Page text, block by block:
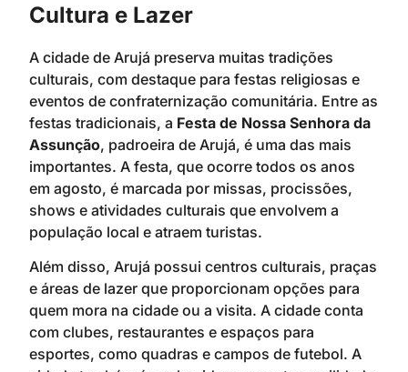
Cultura e Lazer
A cidade de Arujá preserva muitas tradições
culturais, com destaque para festas religiosas e
eventos de confraternização comunitária. Entre as
festas tradicionais, a Festa de Nossa Senhora da
Assunção, padroeira de Arujá, é uma das mais
importantes. A festa, que ocorre todos os anos
em agosto, é marcada por missas, procissões,
shows e atividades culturais que envolvem a
população local e atraem turistas.
Além disso, Arujá possui centros culturais, praças
e áreas de lazer que proporcionam opções para
quem mora na cidade ou a visita. A cidade conta
com clubes, restaurantes e espaços para
esportes, como quadras e campos de futebol. A